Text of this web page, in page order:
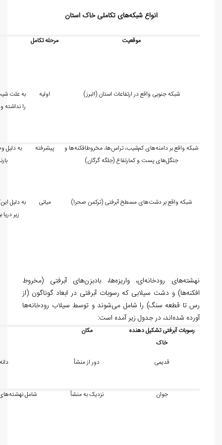
انواع شبکههای تکاملی خاک استان
موقعیت مرحله تکامل
شبکه جنوبی واقع در ارتفاعات استان (البرز) اولیه
به علت
را
شبکه واقع بر دامنههای کمشیب، تراسها، مخروط‏افکنهها و
جنگلهای پست و کم‏ارتفاع (جلگه گرگان)
پیشرفته
به دلیل
شبکه واقع بر دشتهای مسطح آبرفتی (ترکمن صحرا) میانی به دلیل این
زیر دریا
نهشتههای رودخانهای، واریزهها، بادبزنهای آبرفتی (مخروط
افکنهها) و دشت سیلابی که رسوبات آبرفتی در ابعاد گوناگون (از
رس تا قطعه سنگ) را شامل میشوند و توسط سیلاب رودخانهها
آورده شدهاند، در جدول زیر آمده است:
رسوبات آبرفتی تشکیل دهنده
خاک
مکان
قدیمی دور از منشأ
جوان نزدیک به منشأ شامل نهشته